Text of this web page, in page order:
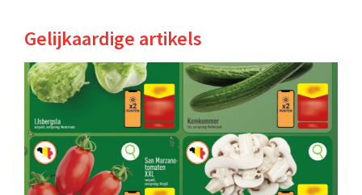
Gelijkaardige artikels